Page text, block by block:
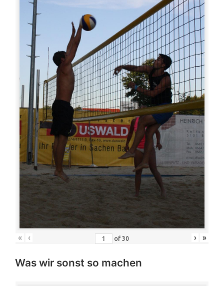
« ‹ of 30 › »
Was wir sonst so machen